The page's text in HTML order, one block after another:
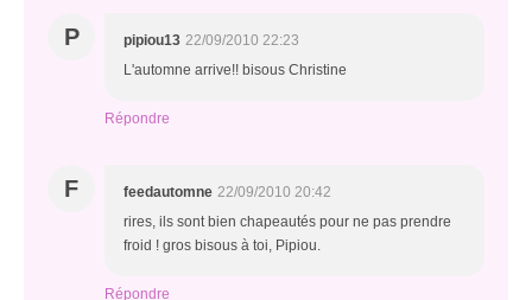
P pipiou13 22/09/2010 22:23
L'automne arrive!! bisous Christine
Répondre
F feedautomne 22/09/2010 20:42
rires, ils sont bien chapeautés pour ne pas prendre
froid ! gros bisous à toi, Pipiou.
Répondre